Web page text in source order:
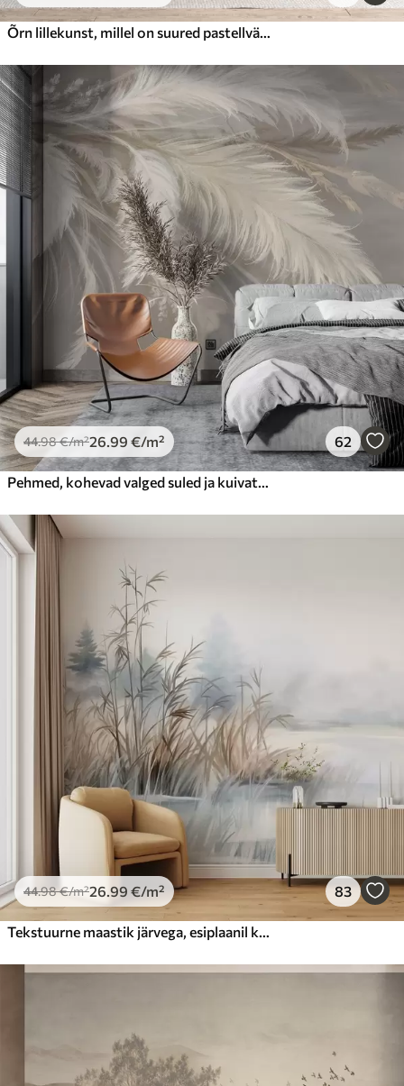
Õrn lillekunst, millel on suured pastellvärvi lilled, mille kroonlehed on läbipaistvad, pehmed varred ja õrnalt hajutatud taustaga
44.98€/m²26.99 €/m² 62
Pehmed, kohevad valged suled ja kuivatatud lilled neutraalsel pastellbeežil taustal
44.98€/m²26.99 €/m² 83
Tekstuurne maastik järvega, esiplaanil kõrge rohi, pehme sinine ja pruun, rahulik vesi, puud kauguses puud